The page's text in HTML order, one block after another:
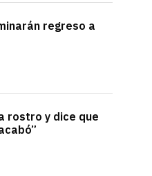
regreso a
rostro y dice que